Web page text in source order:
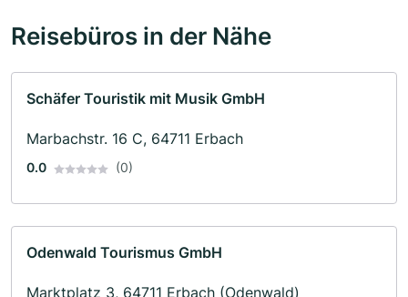
Reisebüros in der Nähe
Schäfer Touristik mit Musik GmbH
Marbachstr. 16 C, 64711 Erbach
0.0 (0)
Odenwald Tourismus GmbH
Marktplatz 3, 64711 Erbach (Odenwald)